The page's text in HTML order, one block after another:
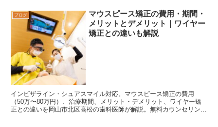
ブログ
マウスピース矯正の費用・期間・
メリットとデメリット｜ワイヤー
矯正との違いも解説
インビザライン・シュアスマイル対応。マウスピース矯正の費用
（50万〜80万円）、治療期間、メリット・デメリット、ワイヤー矯
正との違いを岡山市北区高松の歯科医師が解説。無料カウンセリング